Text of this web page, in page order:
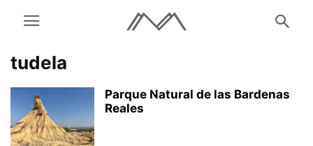
tudela
Parque Natural de las Bardenas
Reales